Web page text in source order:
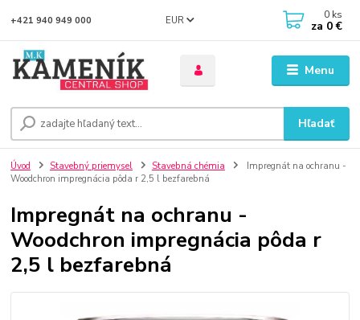
Menu
EUR
Hľadať
+421 940 949 000 0 ks
za 0 €
Úvod Stavebný priemysel Stavebná chémia
Impregnát na ochranu -
Woodchron impregnácia pôda r 2,5 l bezfarebná
Impregnát na ochranu -
Woodchron impregnácia pôda r
2,5 l bezfarebná